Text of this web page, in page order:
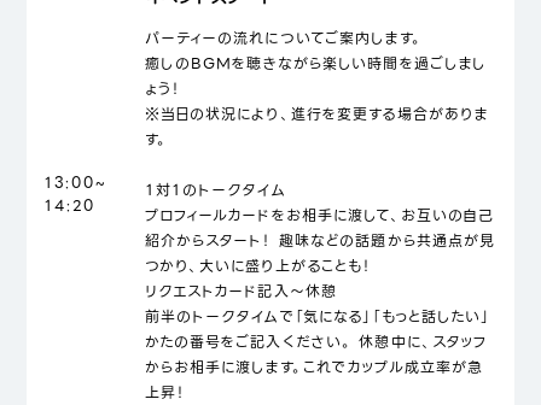
13:00~
14:20
パーティーの流れについてご案内します。
癒しのBGMを聴きながら楽しい時間を過ごしまし
ょう！
※当日の状況により、進行を変更する場合がありま
す。
１対１のトークタイム
プロフィールカードをお相手に渡して、お互いの自己
紹介からスタート！ 趣味などの話題から共通点が見
つかり、大いに盛り上がることも！
リクエストカード記入～休憩
前半のトークタイムで「気になる」「もっと話したい」
かたの番号をご記入ください。 休憩中に、スタッフ
からお相手に渡します。これでカップル成立率が急
上昇！